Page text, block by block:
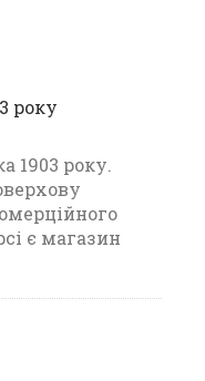
року
1903 року.
є магазин